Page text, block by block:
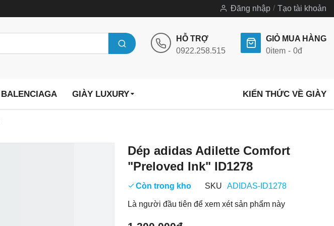
Đăng nhập Tạo tài khoản
HỖ TRỢ
0922.258.515
GIỎ MUA HÀNG
0item 0đ
BALENCIAGA GIÀY LUXURY KIẾN THỨC VỀ GIÀY
Dép adidas Adilette Comfort
"Preloved Ink" ID1278
Còn trong kho SKU ADIDAS-ID1278
Là người đầu tiên để xem xét sản phẩm này
Chuyển